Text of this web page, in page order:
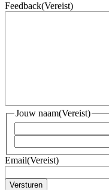
Feedback(Vereist)
Jouw naam(Vereist)
Email(Vereist)